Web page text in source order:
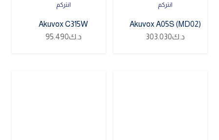
انتركم
Akuvox A05S (MD02)
د.ك303.030
انتركم
Akuvox C315W
د.ك95.490